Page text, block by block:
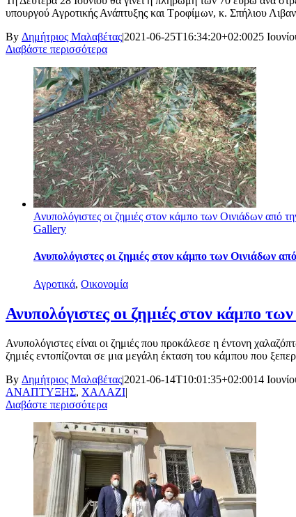
υπουργού Αγροτικής Ανάπτυξης και Τροφίμων, κ. Σπήλιου
By Δημήτριος Μαλαβέτας|2021-06-25T16:34:20+02:0025
Διαβάστε περισσότερα
Ανυπολόγιστες οι ζημιές στον κάμπο των Οινιάδων από
Gallery
Ανυπολόγιστες οι ζημιές στον κάμπο των Οινιάδων
Αγροτικά, Οικονομία
Ανυπολόγιστες οι ζημιές στον κάμπο
Ανυπολόγιστες είναι οι ζημιές που προκάλεσε η έντονη
ζημιές εντοπίζονται σε μια μεγάλη έκταση του κάμπου που
By Δημήτριος Μαλαβέτας|2021-06-14T10:01:35+02:0014
ΑΝΑΠΤΥΞΗΣ, ΧΑΛΑΖΙ|
Διαβάστε περισσότερα